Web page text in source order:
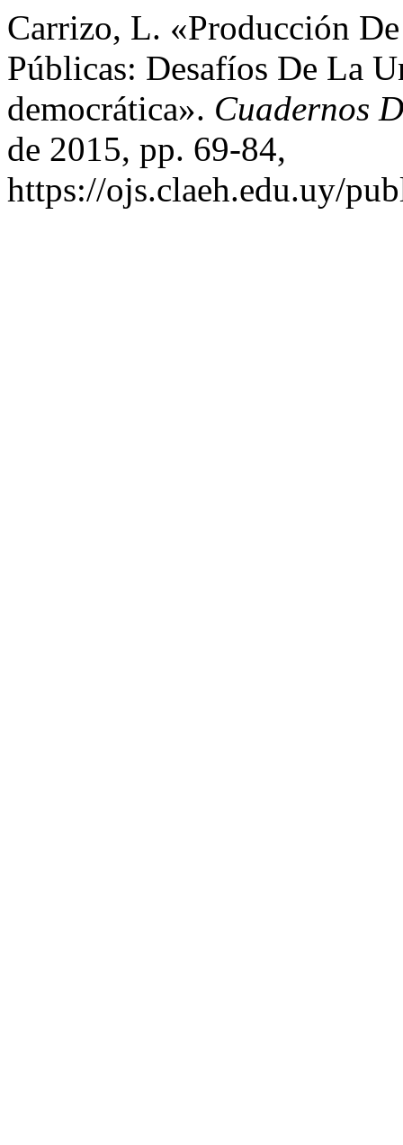
Carrizo, L. «Producción
Públicas: Desafíos De La
democrática». Cuadernos
de 2015, pp. 69-84,
https://ojs.claeh.edu.uy/